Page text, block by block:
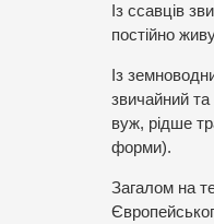
Із ссавців
постійно
Із
звичайний
вуж, рідше
форми).
Загалом на